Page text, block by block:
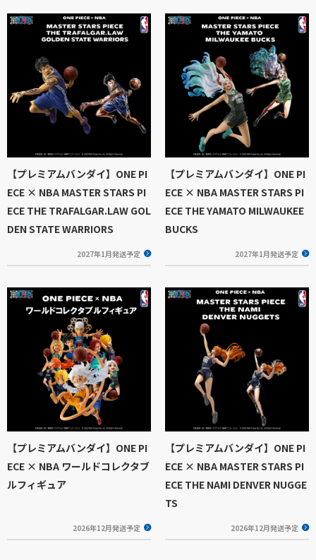
【プレミアムバンダイ】ONE PI
ECE × NBA MASTER STARS PI
ECE THE TRAFALGAR.LAW GOL
DEN STATE WARRIORS
2027年1月発送予定
【プレミアムバンダイ】ONE PI
ECE × NBA MASTER STARS PI
ECE THE YAMATO MILWAUKEE
BUCKS
2027年1月発送予定
【プレミアムバンダイ】ONE PI
ECE × NBA ワールドコレクタブ
ルフィギュア
2026年12月発送予定
【プレミアムバンダイ】ONE PI
ECE × NBA MASTER STARS PI
ECE THE NAMI DENVER NUGGE
TS
2026年12月発送予定